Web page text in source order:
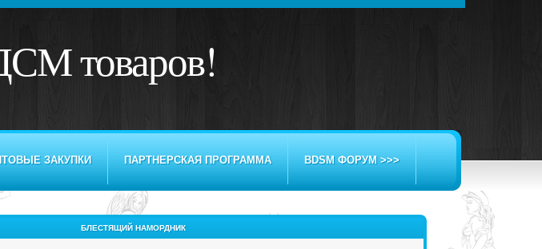
товаров!
ЗАКУПКИ ПАРТНЕРСКАЯ ПРОГРАММА BDSM ФОРУМ >>>
БЛЕСТЯЩИЙ НАМОРДНИК